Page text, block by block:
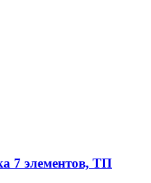
7 элементов, ТП